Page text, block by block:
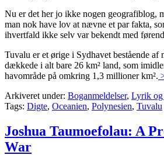
Nu er det her jo ikke nogen geografiblog,
man nok have lov at nævne et par fakta,
ihvertfald ikke selv var bekendt med
Tuvalu er et ørige i Sydhavet bestående af
dækkede i alt bare 26 km² land, som
havområde på omkring 1,3 millioner km².
Arkiveret under: Boganmeldelser, Lyrik og
Tags: Digte, Oceanien, Polynesien, Tuvalu
Joshua Taumoefolau: A
War